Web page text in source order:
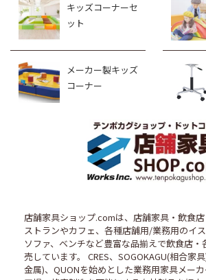
キッズコーナーセ
ット
メーカー製キッズ
コーナー
店舗家具ショップ.comは、店舗家具・飲食
ストランやカフェ、各種店舗用/業務用のイス
ソファ、ベンチなど豊富な品揃えで飲食店
売しています。 CRES、SOGOKAGU(相合家
金属)、QUONを始めとした業務用家具メー